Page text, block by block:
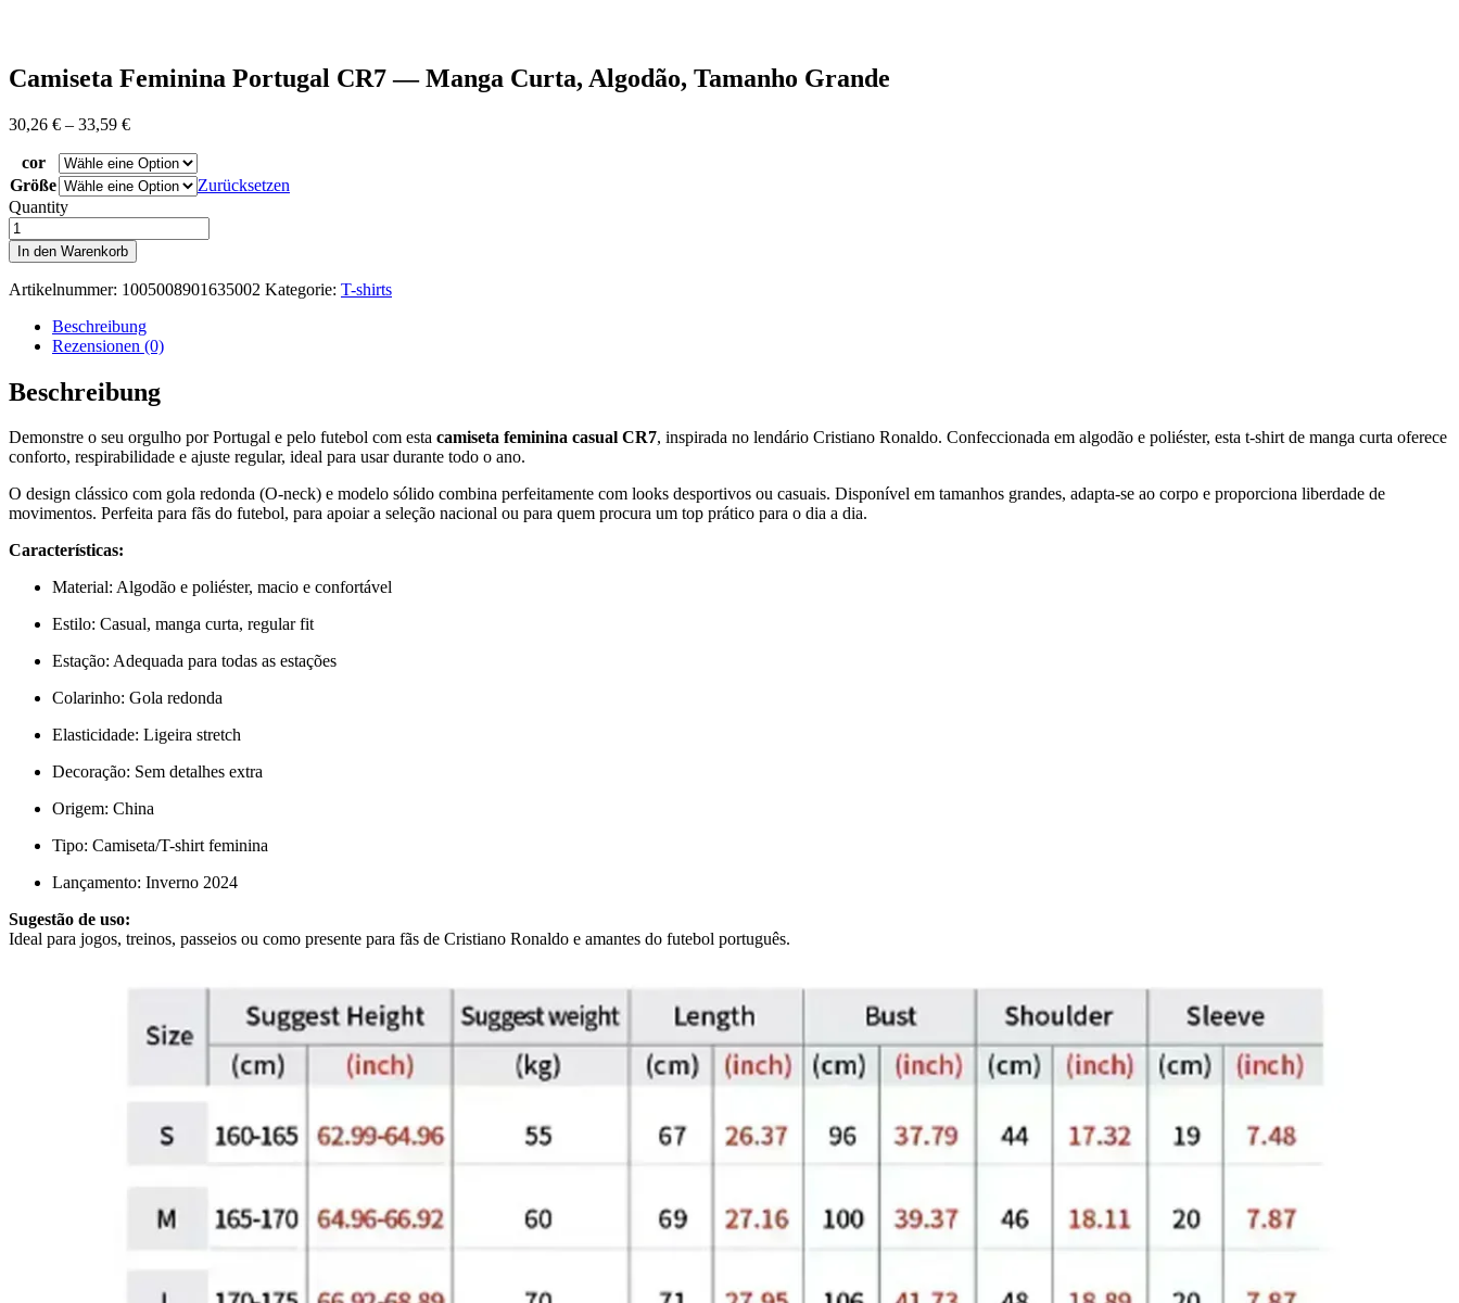
Camiseta Feminina Portugal CR7 — Manga Curta, Algodão, Tamanho Grande
30,26 € – 33,59 €Preisspanne:
bis
33,59 €
cor
Größe
Zurücksetzen
Quantity
Camiseta
Feminina
Portugal
CR7
Manga
Curta,
Tamanho
Grande
In den Warenkorb
Artikelnummer: 1005008901635002 Kategorie: T-shirts
Beschreibung
Rezensionen (0)
Beschreibung
Demonstre o seu orgulho por Portugal e pelo futebol com esta camiseta feminina casual CR7, inspirada no lendário Cristiano Ronaldo. Confeccionada em algodão e poliéster, esta t-shirt de manga curta oferece
conforto, respirabilidade e ajuste regular, ideal para usar durante todo o ano.
O design clássico com gola redonda (O-neck) e modelo sólido combina perfeitamente com looks desportivos ou casuais. Disponível em tamanhos grandes, adapta-se ao corpo e proporciona liberdade de
movimentos. Perfeita para fãs do futebol, para apoiar a seleção nacional ou para quem procura um top prático para o dia a dia.
Características:
Material: Algodão e poliéster, macio e confortável
Estilo: Casual, manga curta, regular fit
Estação: Adequada para todas as estações
Colarinho: Gola redonda
Elasticidade: Ligeira stretch
Decoração: Sem detalhes extra
Origem: China
Tipo: Camiseta/T-shirt feminina
Lançamento: Inverno 2024
Sugestão de uso:
Ideal para jogos, treinos, passeios ou como presente para fãs de Cristiano Ronaldo e amantes do futebol português.